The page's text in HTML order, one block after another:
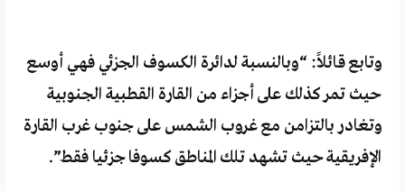
وتابع قائلاً: “‏وبالنسبة لدائرة الكسوف الجزئي فهي أوسع
حيث تمر كذلك على أجزاء من القارة القطبية الجنوبية
وتغادر بالتزامن مع غروب الشمس على جنوب غرب القارة
الإفريقية حيث تشهد تلك المناطق كسوفا جزئيا فقط”.